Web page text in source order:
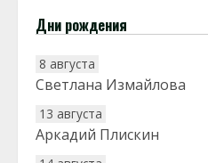
Дни рождения
8 августа
Светлана Измайлова
13 августа
Аркадий Плискин